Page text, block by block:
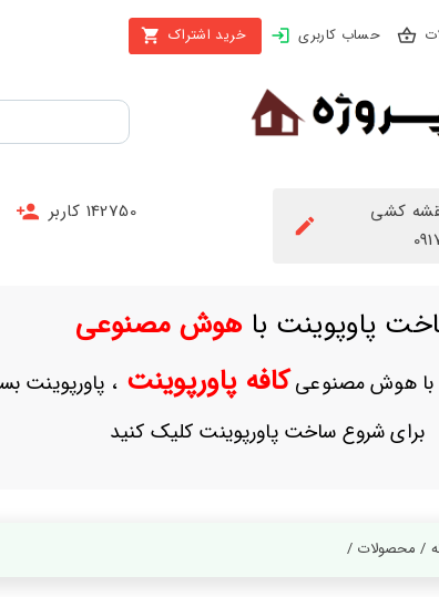
خرید اشتراک
کشی
142750 کاربر
پاوپوینت باهوش مصنوعی
کافه پاورپوینت، پاورپوینت
برای شروع ساخت پاورپوینت کلیک کنید
/ محصولات /